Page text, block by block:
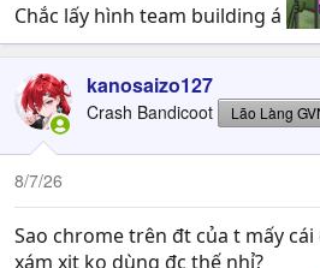
Chắc lấy hình team building á
kanosaizo127
Crash Bandicoot Lão Làng
8/7/26
Sao chrome trên đt của t mấy
xám xịt ko dùng đc thế nhỉ?